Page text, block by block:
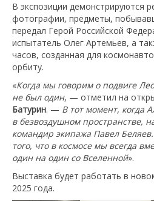
В экспозиции демонстрируются
фотографии, предметы,
передал Герой Российской
испытатель Олег Артемьев, а
часов, созданная для
орбиту.
«Когда мы говорим о подвиге
не был один, — отметил на
Батурин. — В тот момент, когда
в безвоздушном пространстве,
командир экипажа Павел
того, что в космосе мы всегда
один на один со Вселенной».
Выставка будет работать в
2025 года.